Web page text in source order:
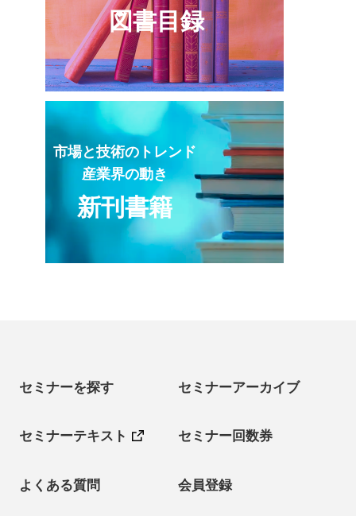
図書目録
市場と技術のトレンド
産業界の動き
新刊書籍
セミナーを探す セミナーアーカイブ
セミナーテキスト セミナー回数券
よくある質問 会員登録